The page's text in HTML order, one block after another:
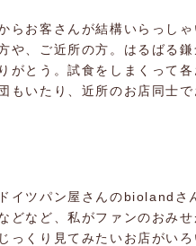
らお客さんが結構いらっし
や、ご近所の方。はるばる
がとう。試食をしまくって
もいたり、近所のお店同士
イツパン屋さんのbiolandさ
どなど、私がファンのおみ
っくり見てみたいお店がい